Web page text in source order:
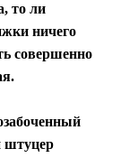
то ли
ничего
совершенно
штуцер